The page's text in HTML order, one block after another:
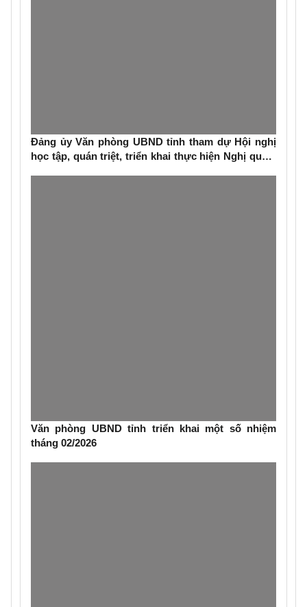
Đảng ủy Văn phòng UBND tỉnh tham dự Hội nghị
học tập, quán triệt, triển khai thực hiện Nghị quyết
Văn phòng UBND tỉnh triển khai một số nhiệm
tháng 02/2026